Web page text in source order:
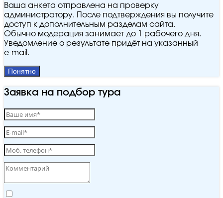
Ваша анкета отправлена на проверку
администратору. После подтверждения вы получите
доступ к дополнительным разделам сайта.
Обычно модерация занимает до 1 рабочего дня.
Уведомление о результате придёт на указанный
e‑mail.
Понятно
Заявка на подбор тура